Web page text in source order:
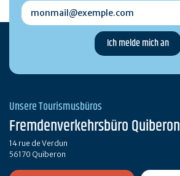
monmail@exemple.com
Unsere Tourismusbüros
Fremdenverkehrsbüro Quiberon
14 rue de Verdun
56170 Quiberon